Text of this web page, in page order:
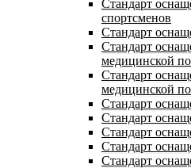
Стандарт
спортсменов
Стандарт
Стандарт
медицинской
Стандарт
медицинской
Стандарт
Стандарт
Стандарт
Стандарт
Стандарт